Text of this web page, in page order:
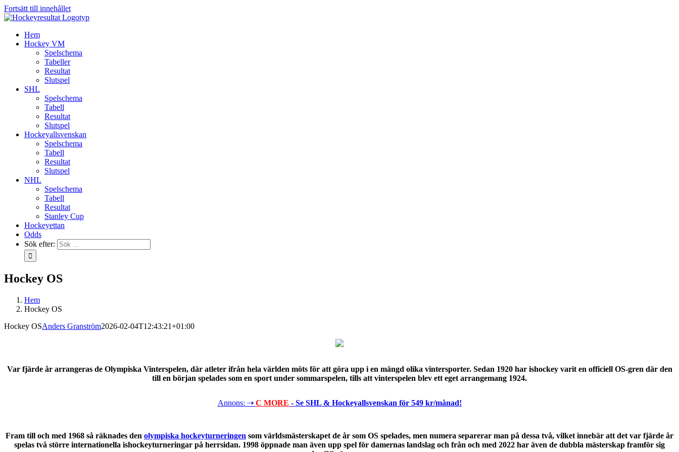
Fortsätt till innehållet
Hem
Hockey VM
Spelschema
Tabeller
Resultat
Slutspel
SHL
Spelschema
Tabell
Resultat
Slutspel
Hockeyallsvenskan
Spelschema
Tabell
Resultat
Slutspel
NHL
Spelschema
Tabell
Resultat
Stanley Cup
Hockeyettan
Odds
Sök efter:
Hockey OS
Hem
Hockey OS
Hockey OSAnders Granström2026-02-04T12:43:21+01:00
Var fjärde år arrangeras de Olympiska Vinterspelen, där atleter ifrån hela världen möts för att göra upp i en mängd olika vintersporter. Sedan 1920 har ishockey varit en officiell OS-gren där den
till en början spelades som en sport under sommarspelen, tills att vinterspelen blev ett eget arrangemang 1924.
Annons: ⇢ C MORE - Se SHL & Hockeyallsvenskan för 549 kr/månad!
Fram till och med 1968 så räknades den olympiska hockeyturneringen som världsmästerskapet de år som OS spelades, men numera separerar man på dessa två, vilket innebär att det var fjärde år
spelas två större internationella ishockeyturneringar på herrsidan. 1998 öppnade man även upp spel för damernas landslag och från och med 2022 har även de dubbla mästerskap framför sig